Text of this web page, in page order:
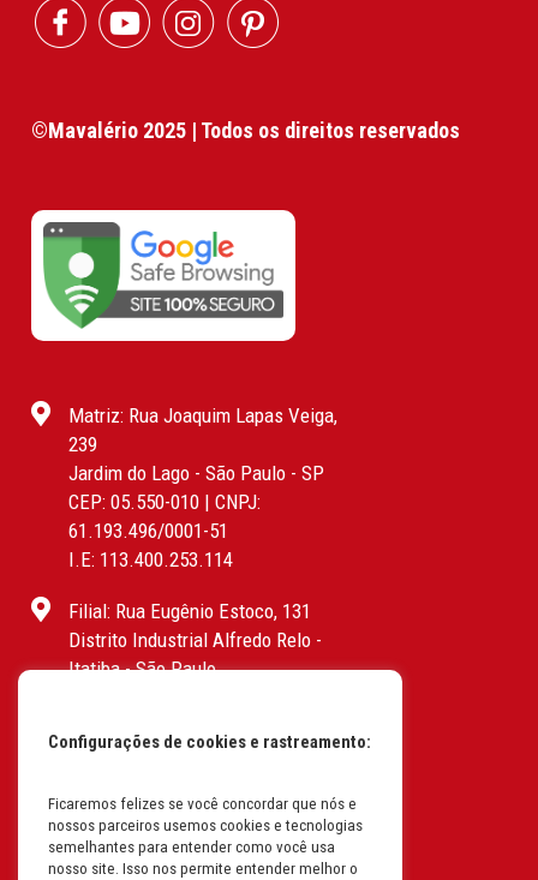
©Mavalério 2025 | Todos os direitos reservados
Matriz: Rua Joaquim Lapas Veiga,
239
Jardim do Lago - São Paulo - SP
CEP: 05.550-010 | CNPJ:
61.193.496/0001-51
I.E: 113.400.253.114
Filial: Rua Eugênio Estoco, 131
Distrito Industrial Alfredo Relo -
Itatiba - São Paulo
I.E: 382.096.357.1147
Filial: Av. Odila Chaves Rodrigues,
1277
Parque industrial RM - Condomínio
Configurações de cookies e rastreamento:
Ficaremos felizes se você concordar que nós e
nossos parceiros usemos cookies e tecnologias
semelhantes para entender como você usa
nosso site. Isso nos permite entender melhor o